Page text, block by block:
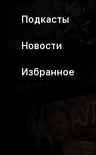
Подкасты
Новости
Избранное